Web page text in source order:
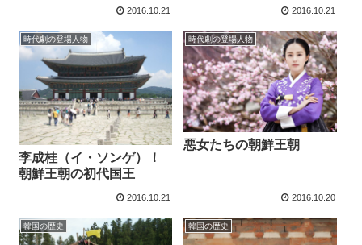
2016.10.21 2016.10.21
時代劇の登場人物
李成桂（イ・ソンゲ）！
朝鮮王朝の初代国王
2016.10.21
時代劇の登場人物
悪女たちの朝鮮王朝
2016.10.20
韓国の歴史 韓国の歴史